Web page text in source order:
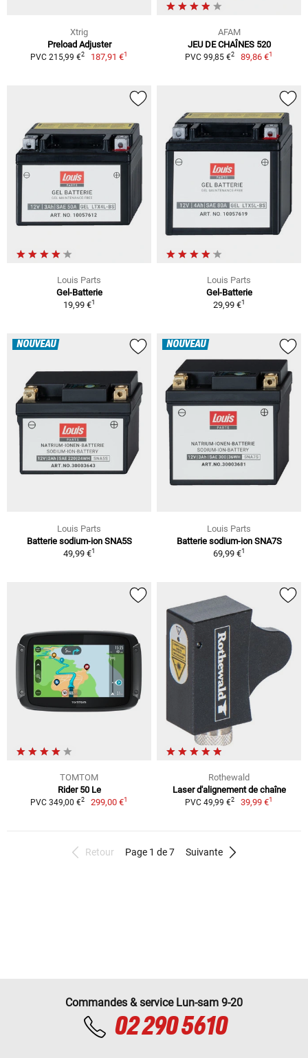
Xtrig
Preload Adjuster
PVC 215,99 €2 187,91 €1
AFAM
JEU DE CHAÎNES 520
PVC 99,85 €2 89,86 €1
Louis Parts
Gel-Batterie
19,99 €1
Louis Parts
Gel-Batterie
29,99 €1
NOUVEAU
Louis Parts
Batterie sodium-ion SNA5S
49,99 €1
NOUVEAU
Louis Parts
Batterie sodium-ion SNA7S
69,99 €1
TOMTOM
Rider 50 Le
PVC 349,00 €2 299,00 €1
Rothewald
Laser d'alignement de chaîne
PVC 49,99 €2 39,99 €1
Retour Page 1 de 7 Suivante
Commandes & service Lun-sam 9-20
02 290 5610